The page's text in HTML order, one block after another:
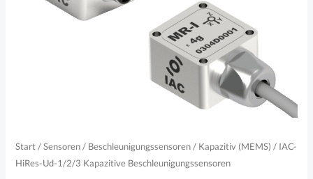
Start/Sensoren/ Beschleunigungssensoren/ Kapazitiv (MEMS) / IAC-
HiRes-Ud-1/2/3 Kapazitive Beschleunigungssensoren